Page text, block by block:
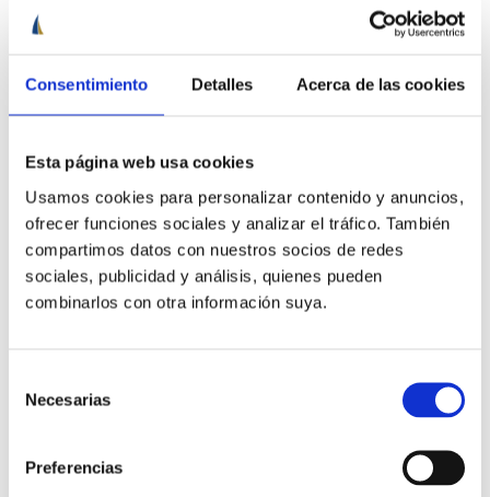
Consentimiento Detalles Acerca de las cookies
Esta página web usa cookies
Usamos cookies para personalizar contenido y anuncios,
ofrecer funciones sociales y analizar el tráfico. También
compartimos datos con nuestros socios de redes
sociales, publicidad y análisis, quienes pueden
combinarlos con otra información suya.
Necesarias
Preferencias
seguridad, estabilidad y un excelente rendimiento a vela.